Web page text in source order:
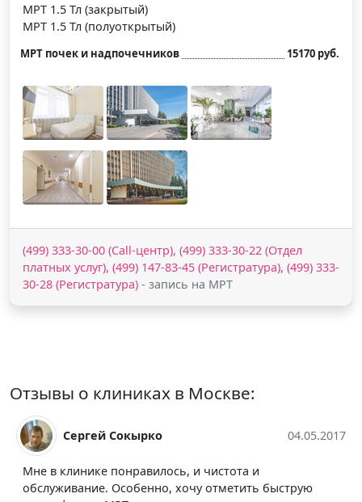
МРТ 1.5 Тл (закрытый)
МРТ 1.5 Тл (полуоткрытый)
МРТ почек и надпочечников 15170 руб.
(499) 333-30-00 (Call-центр), (499) 333-30-22 (Отдел
платных услуг), (499) 147-83-45 (Регистратура), (499) 333-
30-28 (Регистратура) - запись на МРТ
Отзывы о клиниках в Москве:
Екатерина ////
Клиника вызывает положительные эмоции. Да не
скрою, что обследование, вернее МРТ брюшной